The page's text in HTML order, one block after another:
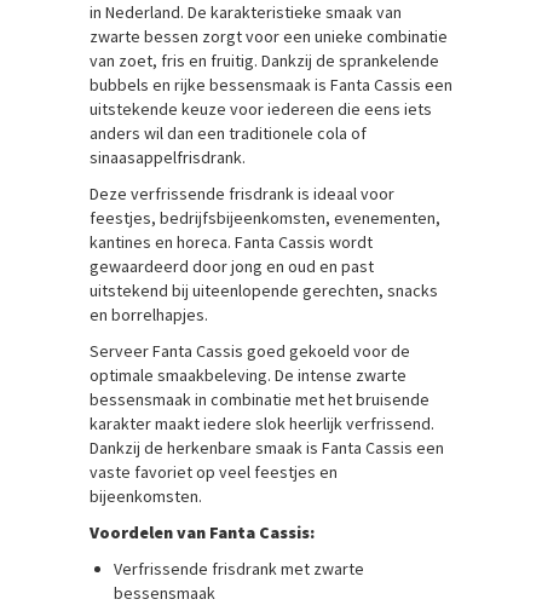
in Nederland. De karakteristieke smaak van
zwarte bessen zorgt voor een unieke combinatie
van zoet, fris en fruitig. Dankzij de sprankelende
bubbels en rijke bessensmaak is Fanta Cassis een
uitstekende keuze voor iedereen die eens iets
anders wil dan een traditionele cola of
sinaasappelfrisdrank.
Deze verfrissende frisdrank is ideaal voor
feestjes, bedrijfsbijeenkomsten, evenementen,
kantines en horeca. Fanta Cassis wordt
gewaardeerd door jong en oud en past
uitstekend bij uiteenlopende gerechten, snacks
en borrelhapjes.
Serveer Fanta Cassis goed gekoeld voor de
optimale smaakbeleving. De intense zwarte
bessensmaak in combinatie met het bruisende
karakter maakt iedere slok heerlijk verfrissend.
Dankzij de herkenbare smaak is Fanta Cassis een
vaste favoriet op veel feestjes en
bijeenkomsten.
Voordelen van Fanta Cassis:
Verfrissende frisdrank met zwarte
bessensmaak